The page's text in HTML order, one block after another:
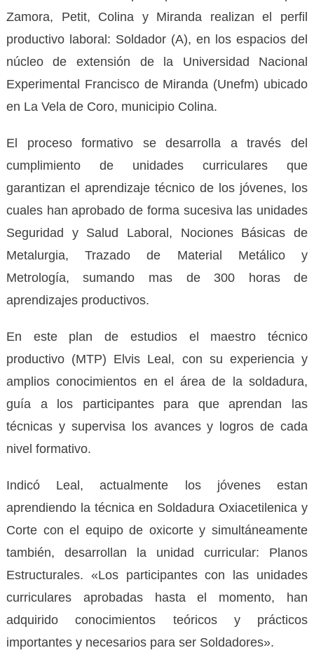
Zamora, Petit, Colina y Miranda realizan el perfil
productivo laboral: Soldador (A), en los espacios del
núcleo de extensión de la Universidad Nacional
Experimental Francisco de Miranda (Unefm) ubicado
en La Vela de Coro, municipio Colina.
El proceso formativo se desarrolla a través del
cumplimiento de unidades curriculares que
garantizan el aprendizaje técnico de los jóvenes, los
cuales han aprobado de forma sucesiva las unidades
Seguridad y Salud Laboral, Nociones Básicas de
Metalurgia, Trazado de Material Metálico y
Metrología, sumando mas de 300 horas de
aprendizajes productivos.
En este plan de estudios el maestro técnico
productivo (MTP) Elvis Leal, con su experiencia y
amplios conocimientos en el área de la soldadura,
guía a los participantes para que aprendan las
técnicas y supervisa los avances y logros de cada
nivel formativo.
Indicó Leal, actualmente los jóvenes estan
aprendiendo la técnica en Soldadura Oxiacetilenica y
Corte con el equipo de oxicorte y simultáneamente
también, desarrollan la unidad curricular: Planos
Estructurales. «Los participantes con las unidades
curriculares aprobadas hasta el momento, han
adquirido conocimientos teóricos y prácticos
importantes y necesarios para ser Soldadores».